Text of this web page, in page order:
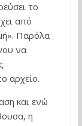
το
από
Παρόλα
να
αρχείο.
και ενώ
η